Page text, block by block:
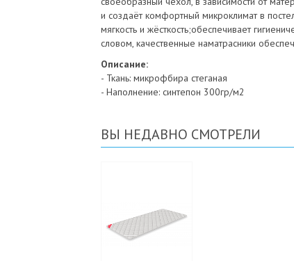
и создаёт комфортный микроклимат в
мягкость и жёсткость;обеспечивает
словом, качественные наматрасники
Описание:
- Ткань: микрофбира стеганая
- Наполнение: синтепон 300гр/м2
ВЫ НЕДАВНО СМОТРЕЛИ